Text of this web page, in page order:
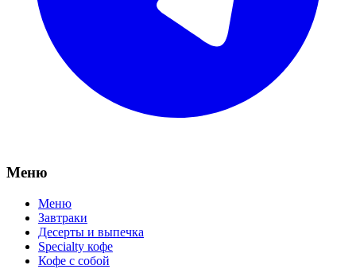
Меню
Меню
Завтраки
Десерты и выпечка
Specialty кофе
Кофе с собой